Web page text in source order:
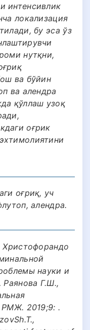
интенсивлик
локализация
бу эса ўз
нутқни,
ва бўйин
ва алендра
қўллаш узоқ
оғрик
оғриқ, уч
алендра.
Христофорандо
науки и
Раянова Г.Ш.,
РМЖ. 2019;9: .